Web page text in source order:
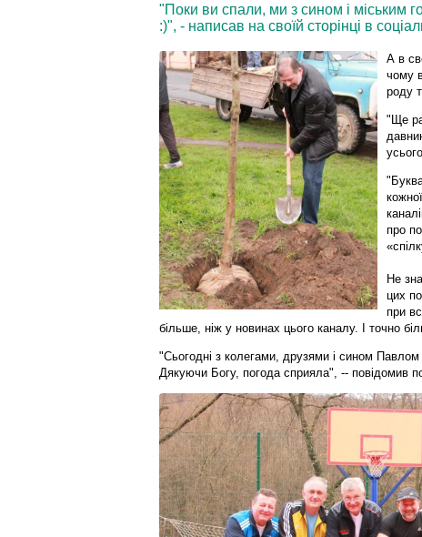
"Поки ви спали, ми з сином і міським
:)", - написав на своїй сторінці в
А в
чому
роду
"Ще
про
Не
цих
при
більше, ніж у новинах цього каналу. І точно
"Сьогодні з колегами, друзями і сином Павлом
Дякуючи Богу, погода сприяла", -- повідомив